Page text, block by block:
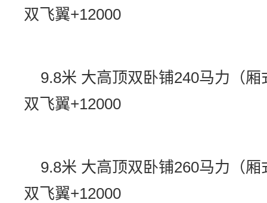
双飞翼+12000
9.8米 大高顶双卧铺240马力（
双飞翼+12000
9.8米 大高顶双卧铺260马力（
双飞翼+12000